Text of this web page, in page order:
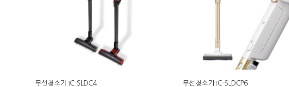
무선청소기 IC-SLDC4
무선청소기 IC-SLDCP6